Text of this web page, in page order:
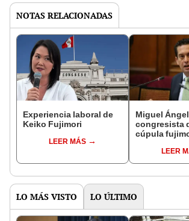
NOTAS RELACIONADAS
Experiencia laboral de
Keiko Fujimori
LEER MÁS
Miguel
congresista
cúpula
del Senado
LEER
LO MÁS VISTO LO ÚLTIMO